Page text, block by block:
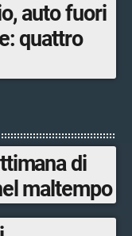
auto fuori
quattro
di
maltempo